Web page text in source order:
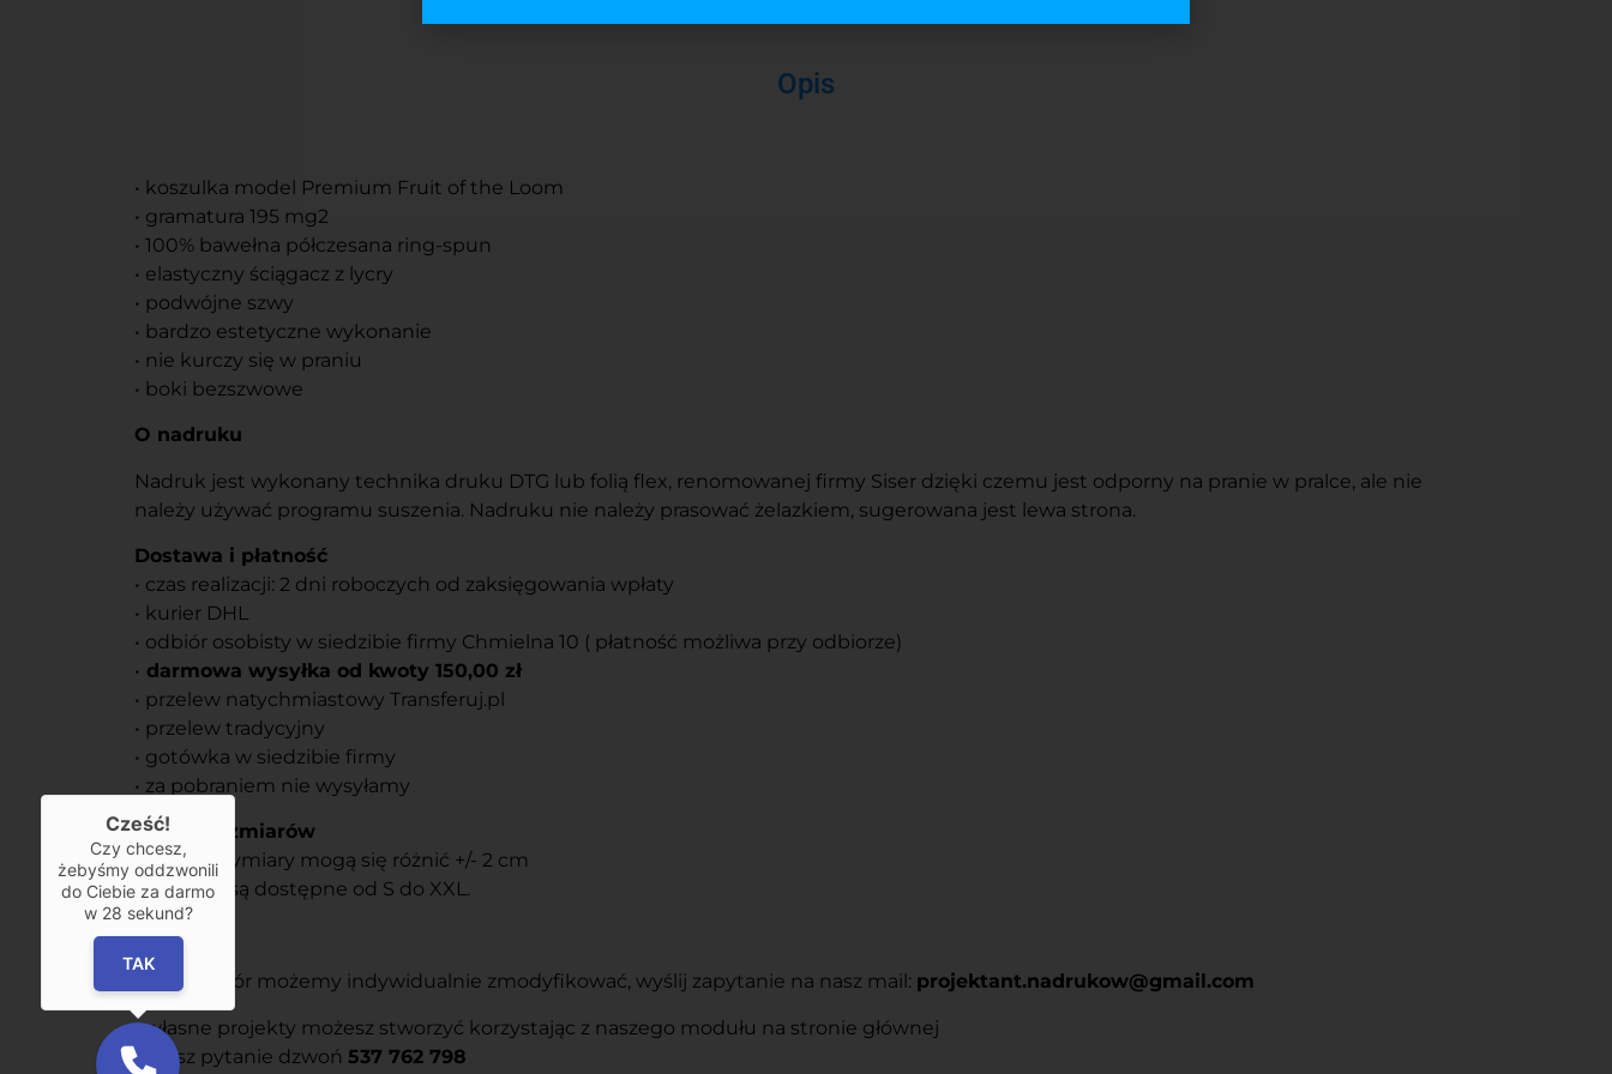
Opis
• koszulka model Premium Fruit of the Loom
• gramatura 195 mg2
• 100% bawełna półczesana ring-spun
• elastyczny ściągacz z lycry
• podwójne szwy
• bardzo estetyczne wykonanie
• nie kurczy się w praniu
• boki bezszwowe
O nadruku
Nadruk jest wykonany technika druku DTG lub folią flex, renomowanej firmy Siser dzięki czemu jest odporny na pranie w pralce, ale nie
należy używać programu suszenia. Nadruku nie należy prasować żelazkiem, sugerowana jest lewa strona.
Dostawa i płatność
• czas realizacji: 2 dni roboczych od zaksięgowania wpłaty
• kurier DHL
• odbiór osobisty w siedzibie firmy Chmielna 10 ( płatność możliwa przy odbiorze)
• darmowa wysyłka od kwoty 150,00 zł
• przelew natychmiastowy Transferuj.pl
• przelew tradycyjny
• gotówka w siedzibie firmy
• za pobraniem nie wysyłamy
Tabela rozmiarów
Podane wymiary mogą się różnić +/- 2 cm
Rozmiary są dostępne od S do XXL.
Usługi
• każdy wzór możemy indywidualnie zmodyfikować, wyślij zapytanie na nasz mail: projektant.nadrukow@gmail.com
• własne projekty możesz stworzyć korzystając z naszego modułu na stronie głównej
• masz pytanie dzwoń 537 762 798
Cześć!
Czy chcesz,
żebyśmy oddzwonili
do Ciebie za darmo
w 28 sekund?
TAK